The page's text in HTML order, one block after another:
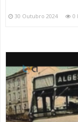
30 Outubro 2024 0